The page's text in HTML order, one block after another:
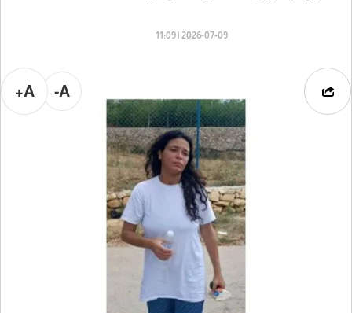
2026-07-09 | 11:09
A-
A+